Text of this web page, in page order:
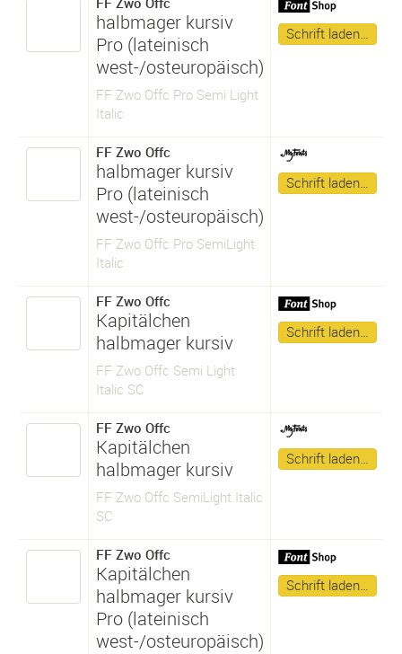
halbmager kursiv
Pro (lateinisch
west-/osteuropäisch)
FF Zwo Offc Pro Semi Light
Italic
Schrift laden…
FF Zwo Offc
halbmager kursiv
Pro (lateinisch
west-/osteuropäisch)
FF Zwo Offc Pro SemiLight
Italic
Schrift laden…
FF Zwo Offc
Kapitälchen
halbmager kursiv
FF Zwo Offc Semi Light
Italic SC
Schrift laden…
FF Zwo Offc
Kapitälchen
halbmager kursiv
FF Zwo Offc SemiLight Italic
SC
Schrift laden…
FF Zwo Offc
Kapitälchen
halbmager kursiv
Pro (lateinisch
west-/osteuropäisch)
Schrift laden…